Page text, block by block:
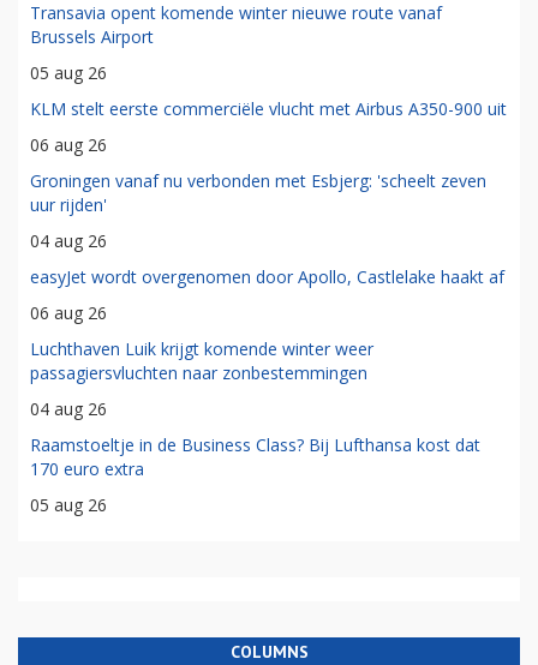
Transavia opent komende winter nieuwe route vanaf
Brussels Airport
05 aug 26
KLM stelt eerste commerciële vlucht met Airbus A350-900 uit
06 aug 26
Groningen vanaf nu verbonden met Esbjerg: 'scheelt zeven
uur rijden'
04 aug 26
easyJet wordt overgenomen door Apollo, Castlelake haakt af
06 aug 26
Luchthaven Luik krijgt komende winter weer
passagiersvluchten naar zonbestemmingen
04 aug 26
Raamstoeltje in de Business Class? Bij Lufthansa kost dat
170 euro extra
05 aug 26
COLUMNS